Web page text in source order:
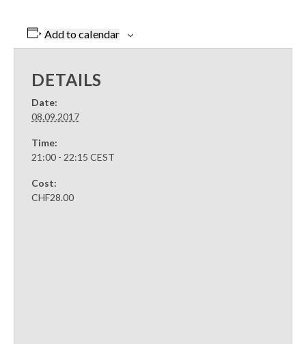
Add to calendar
DETAILS
Date:
08.09.2017
Time:
21:00 - 22:15CEST
Cost:
CHF28.00